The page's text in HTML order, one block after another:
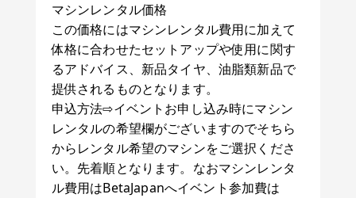
マシンレンタル価格
この価格にはマシンレンタル費用に加えて
体格に合わせたセットアップや使用に関す
るアドバイス、新品タイヤ、油脂類新品で
提供されるものとなります。
申込方法⇨イベントお申し込み時にマシン
レンタルの希望欄がございますのでそちら
からレンタル希望のマシンをご選択くださ
い。先着順となります。なおマシンレンタ
ル費用はBetaJapanへイベント参加費は